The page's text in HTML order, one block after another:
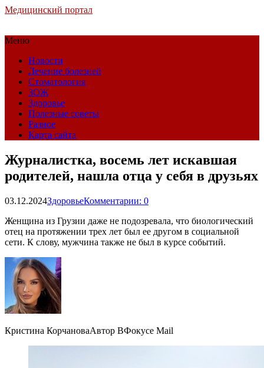
Медицинский портал
Меню
Новости
Лечение болезней
Стоматология
ЗОЖ
Здоровье
Полезные советы
Разное
Карта сайта
Журналистка, восемь лет искавшая
родителей, нашла отца у себя в друзьях
03.12.2024ЗдоровьеКомментарии: 0
Женщина из Грузии даже не подозревала, что биологический
отец на протяжении трех лет был ее другом в социальной
сети. К слову, мужчина также не был в курсе событий.
Кристина КорчановаАвтор ВФокусе Mail